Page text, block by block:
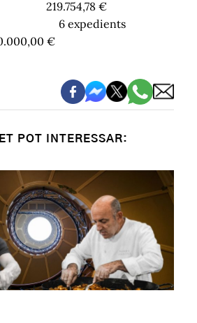
219.754,78 €
6 expedients
€
POT INTERESSAR: